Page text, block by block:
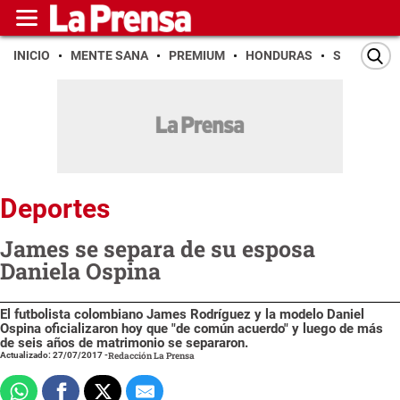
INICIO MENTE SANA PREMIUM HONDURAS SAN PEDRO
Deportes
James se separa de su esposa
Daniela Ospina
El futbolista colombiano James Rodríguez y la modelo Daniel
Ospina oficializaron hoy que "de común acuerdo" y luego de más
de seis años de matrimonio se separaron.
Actualizado: 27/07/2017-Redacción La Prensa